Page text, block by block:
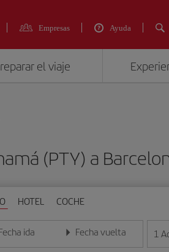
Empresas Ayuda
el viaje
(PTY) a
HOTEL COCHE
ida
la fecha en formato día/mes/año
Fecha vuelta
Introduce la fecha en 1